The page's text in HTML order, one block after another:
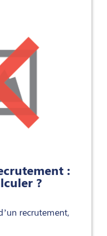
:
?
recrutement,